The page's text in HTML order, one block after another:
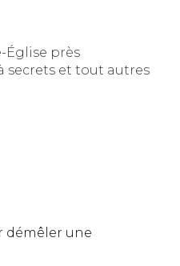
Église près
secrets et tout autres
démêler une